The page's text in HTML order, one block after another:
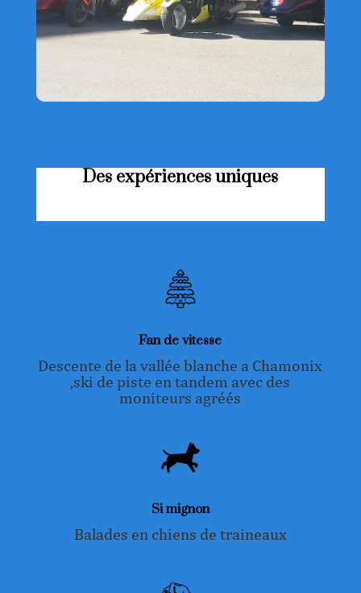
Des expériences uniques
Fan de vitesse
Descente de la vallée blanche a Chamonix
,ski de piste en tandem avec des
moniteurs agréés
Si mignon
Balades en chiens de traineaux